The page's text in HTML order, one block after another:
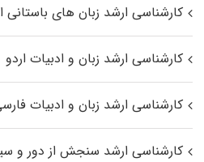
کارشناسی ارشد زبان‌ های باستانی
کارشناسی ارشد زبان و ادبیات اردو
کارشناسی ارشد زبان و ادبیات
کارشناسی ارشد سنجش از دور و